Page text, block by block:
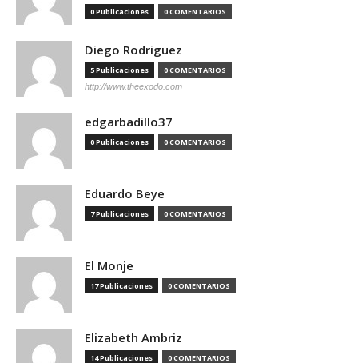
0 Publicaciones 0 COMENTARIOS
Diego Rodriguez
5 Publicaciones 0 COMENTARIOS
http://www.theexodo.com
edgarbadillo37
0 Publicaciones 0 COMENTARIOS
Eduardo Beye
7 Publicaciones 0 COMENTARIOS
El Monje
17 Publicaciones 0 COMENTARIOS
Elizabeth Ambriz
14 Publicaciones 0 COMENTARIOS